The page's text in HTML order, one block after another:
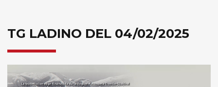
TG LADINO DEL 04/02/2025